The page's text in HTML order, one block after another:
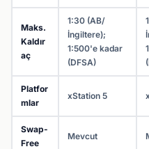
Maks.
Kaldır
aç
1:30 (AB/
İngiltere);
1:500'e kadar
(DFSA)
Platfor
mlar
xStation 5
Swap-
Free
Mevcut